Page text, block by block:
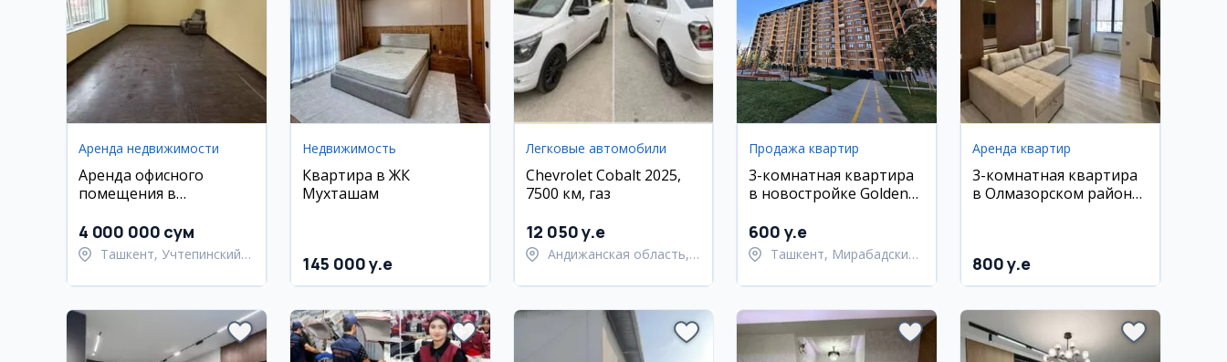
Аренда недвижимости
Аренда офисного
помещения в
4 000 000 сум
Ташкент, Учтепинский
Недвижимость
Квартира в ЖК
Мухташам
145 000 y.e
Легковые автомобили
Chevrolet Cobalt 2025,
7500 км, газ
12 050 y.e
Андижанская область,
Продажа квартир
3-комнатная квартира
в новостройке Golden
600 y.e
Ташкент, Мирабадский
Аренда квартир
3-комнатная квартира
в Олмазорском районе,
800 y.e